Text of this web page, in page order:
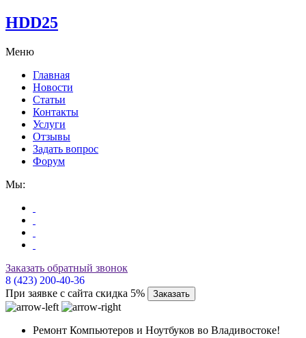
HDD25
Меню
Главная
Новости
Статьи
Контакты
Услуги
Отзывы
Задать вопрос
Форум
Мы:
Заказать обратный звонок
8 (423) 200-40-36
При заявке с сайта скидка 5%
Заказать
Ремонт Компьютеров и Ноутбуков во Владивостоке!